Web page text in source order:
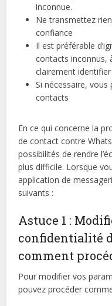
inconnue.
Ne transmettez
confiance
Il est préférable
contacts inconnus,
clairement identifier
Si nécessaire,
contacts
En ce qui concerne la
de contact contre
possibilités de rendre
plus difficile. Lorsque
application de
suivants :
Astuce 1 :
confidentialité
comment
Pour modifier vos
pouvez procéder